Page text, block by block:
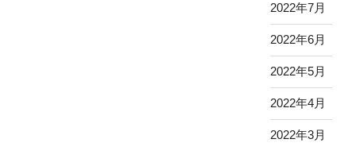
2022年7月
2022年6月
2022年5月
2022年4月
2022年3月